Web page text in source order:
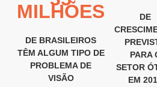
MILHÕES
DE BRASILEIROS
TÊM ALGUM TIPO DE
PROBLEMA DE
VISÃO
DE
PARA
SETOR
EM